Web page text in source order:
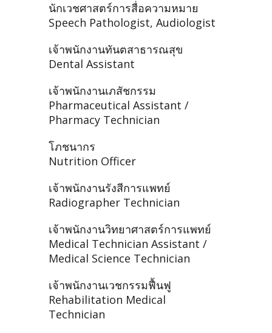
นักเวชศาสตร์การสื่อความหมาย
Speech Pathologist, Audiologist
เจ้าพนักงานทันตสาธารณสุข
Dental Assistant
เจ้าพนักงานเภสัชกรรม
Pharmaceutical Assistant /
Pharmacy Technician
โภชนากร
Nutrition Officer
เจ้าพนักงานรังสีการแพทย์
Radiographer Technician
เจ้าพนักงานวิทยาศาสตร์การแพทย์
Medical Technician Assistant /
Medical Science Technician
เจ้าพนักงานเวชกรรมฟื้นฟู
Rehabilitation Medical
Technician